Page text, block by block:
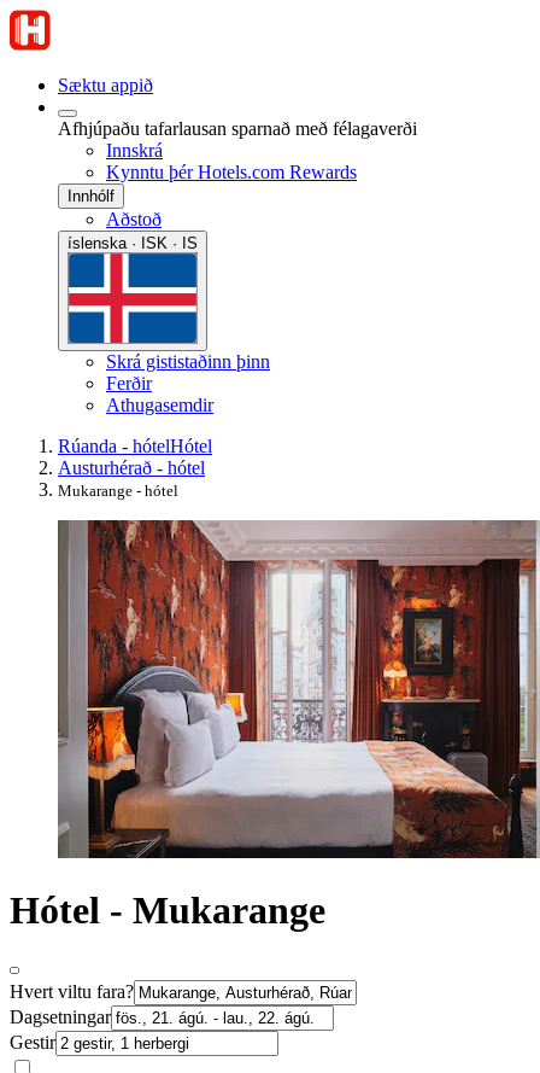
Sæktu appið
Afhjúpaðu tafarlausan sparnað með félagaverði
Innskrá
Kynntu þér Hotels.com Rewards
Innhólf
Aðstoð
íslenska · ISK · IS
Skrá gististaðinn þinn
Ferðir
Athugasemdir
Rúanda - hótelHótel
Austurhérað - hótel
Mukarange - hótel
Hótel - Mukarange
Hvert viltu fara?
Dagsetningar
Gestir